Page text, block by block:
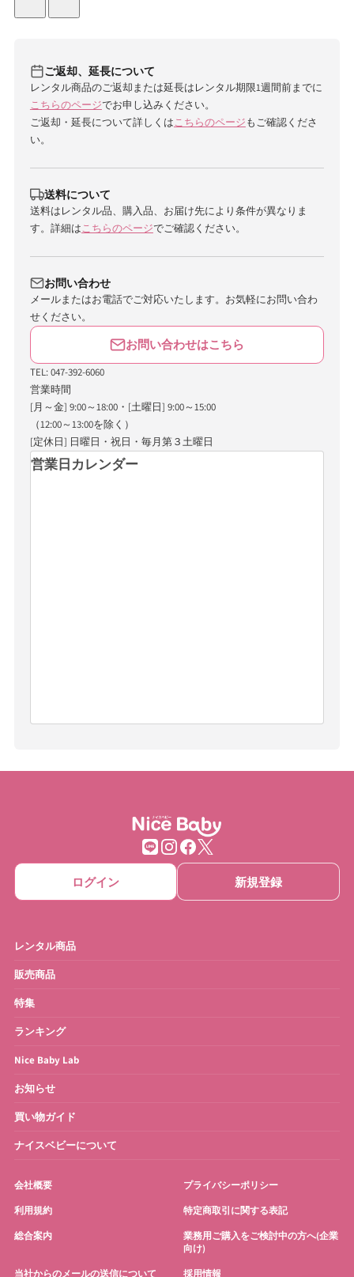
ご返却、延長について
レンタル商品のご返却または延長はレンタル期限1週間前までに
こちらのページでお申し込みください。
ご返却・延長について詳しくはこちらのページもご確認くださ
い。
送料について
送料はレンタル品、購入品、お届け先により条件が異なりま
す。詳細はこちらのページでご確認ください。
お問い合わせ
メールまたはお電話でご対応いたします。お気軽にお問い合わ
せください。
お問い合わせはこちら
TEL: 047-392-6060
営業時間
[月～金] 9:00～18:00・[土曜日] 9:00～15:00
（12:00～13:00を除く）
[定休日] 日曜日・祝日・毎月第３土曜日
営業日カレンダー
ログイン 新規登録
レンタル商品
販売商品
特集
ランキング
Nice Baby Lab
お知らせ
買い物ガイド
ナイスベビーについて
会社概要 プライバシーポリシー
利用規約 特定商取引に関する表記
総合案内
業務用ご購入をご検討中の方へ(企業
向け)
当社からのメールの送信について 採用情報